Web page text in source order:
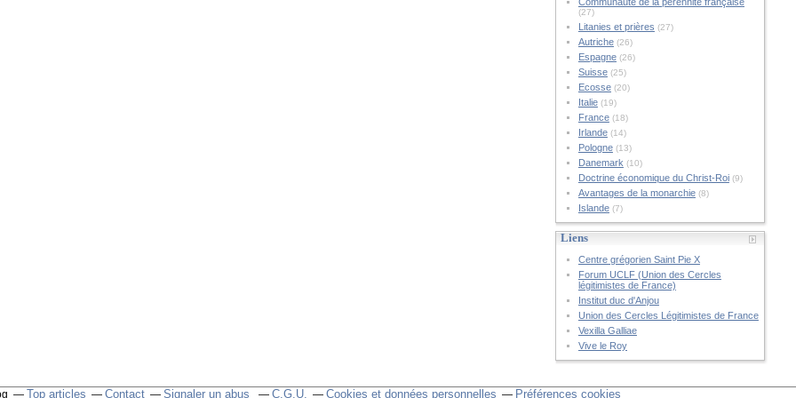
(27)
Litanies et prières (27)
Autriche(26)
Espagne(26)
Suisse(25)
Ecosse(20)
Italie(19)
France(18)
Irlande(14)
Pologne(13)
Danemark (10)
Doctrine économique du Christ-Roi(9)
Avantages de la monarchie(8)
Islande(7)
Liens
Centre grégorien Saint Pie X
Forum UCLF (Union des Cercles
légitimistes de France)
Institut duc d'Anjou
Union des Cercles Légitimistes de France
Vexilla Galliae
Vive le Roy
Top articles Contact Signaler un abus C.G.U. Cookies et données personnelles Préférences cookies